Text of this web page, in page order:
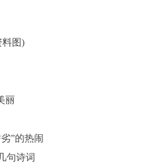
料图)
丽
”的热闹
句诗词